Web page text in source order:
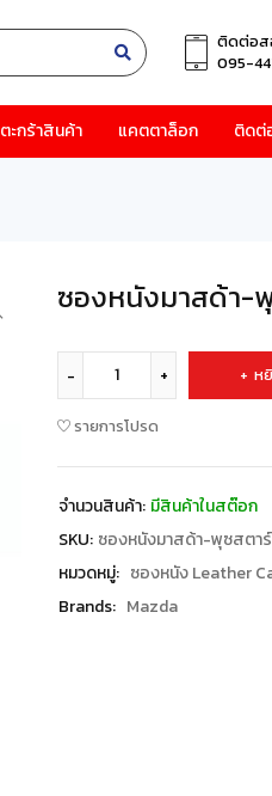
ติดต่อส
095-
ตะกร้าสินค้า แคตตาล็อก ติดต่
ซองหนังมาสด้า-
ห
รายการโปรด
จำนวนสินค้า: มีสินค้าในสต๊อก
SKU: ซองหนังมาสด้า-พุซสตา
หมวดหมู่: ซองหนัง Leather
Brands: Mazda